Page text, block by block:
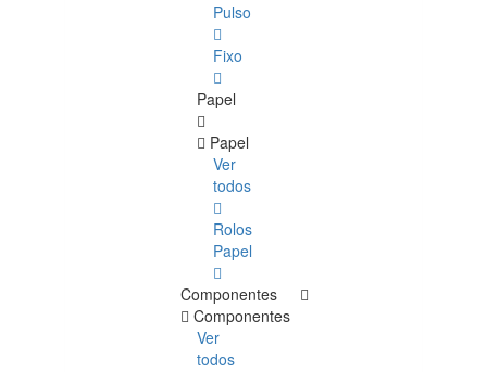
Pulso
Fixo
Papel
Papel
Ver
todos
Rolos
Papel
Componentes
Componentes
Ver
todos